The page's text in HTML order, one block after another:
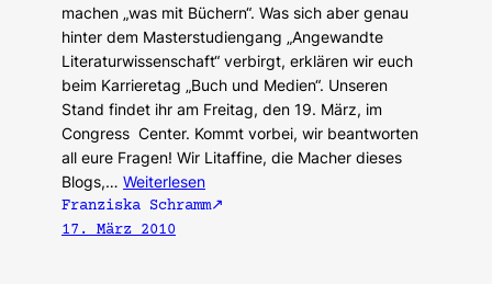
machen „was mit Büchern“. Was sich aber genau
hinter dem Masterstudiengang „Angewandte
Literaturwissenschaft“ verbirgt, erklären wir euch
beim Karrieretag „Buch und Medien“. Unseren
Stand findet ihr am Freitag, den 19. März, im
Congress Center. Kommt vorbei, wir beantworten
all eure Fragen! Wir Litaffine, die Macher dieses
Blogs,… Weiterlesen
Franziska Schramm
17. März 2010